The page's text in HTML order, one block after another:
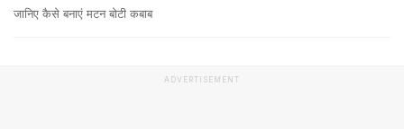
जानिए कैसे बनाएं मटन बोटी कबाब
ADVERTISEMENT